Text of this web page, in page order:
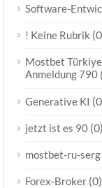
Software-
! Keine Rubrik
Mostbet
Anmeldung 790
Generative KI
jetzt ist es 90 (0)
mostbet-ru-serg
Forex-Broker (0)